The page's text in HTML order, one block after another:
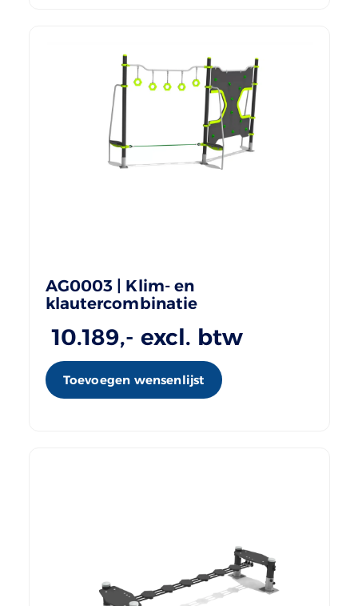
AG0003 | Klim- en
klautercombinatie
10.189,- excl. btw
Toevoegen wensenlijst